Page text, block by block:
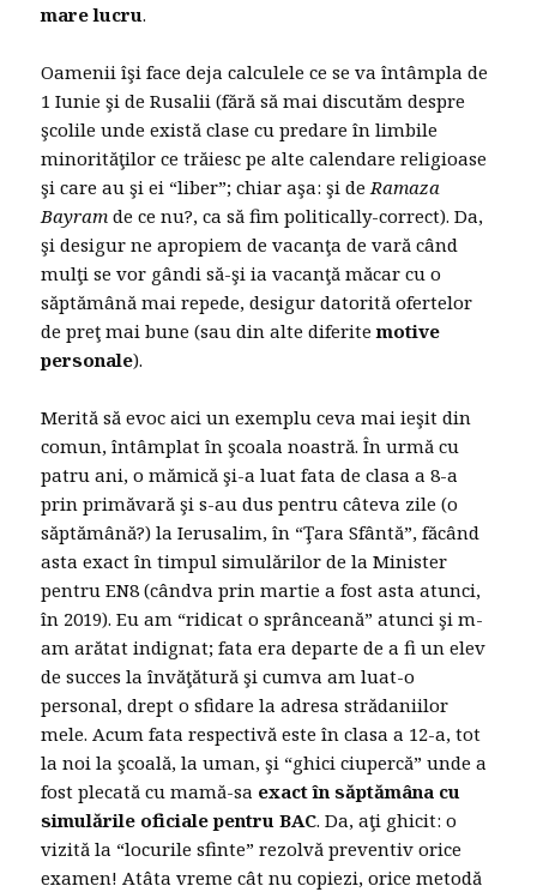
mare lucru.
Oamenii îşi face deja calculele ce se va întâmpla de
1 Iunie şi de Rusalii (fără să mai discutăm despre
şcolile unde există clase cu predare în limbile
minorităţilor ce trăiesc pe alte calendare religioase
şi care au şi ei “liber”; chiar aşa: şi deRamaza
Bayram de ce nu?, ca să fim politically-correct). Da,
şi desigur ne apropiem de vacanţa de vară când
mulţi se vor gândi să-şi ia vacanţă măcar cu o
săptămână mai repede, desigur datorită ofertelor
de preţ mai bune (sau din alte diferitemotive
personale).
Merită să evoc aici un exemplu ceva mai ieşit din
comun, întâmplat în şcoala noastră. În urmă cu
patru ani, o mămică şi-a luat fata de clasa a 8-a
prin primăvară şi s-au dus pentru câteva zile (o
săptămână?) la Ierusalim, în “Ţara Sfântă”, făcând
asta exact în timpul simulărilor de la Minister
pentru EN8 (cândva prin martie a fost asta atunci,
în 2019). Eu am “ridicat o sprânceană” atunci şi m-
am arătat indignat; fata era departe de a fi un elev
de succes la învăţătură şi cumva am luat-o
personal, drept o sfidare la adresa strădaniilor
mele. Acum fata respectivă este în clasa a 12-a, tot
la noi la şcoală, la uman, şi “ghici ciupercă” unde a
fost plecată cu mamă-sa exact în săptămâna cu
simulările oficiale pentru BAC. Da, aţi ghicit: o
vizită la “locurile sfinte” rezolvă preventiv orice
examen! Atâta vreme cât nu copiezi, orice metodă